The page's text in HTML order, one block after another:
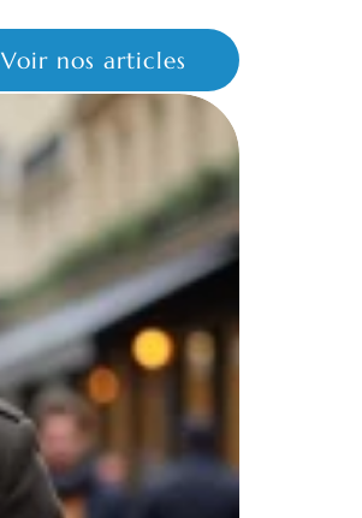
Voir nos articles